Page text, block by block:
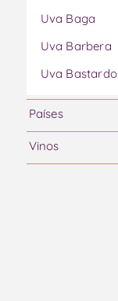
Uva Baga
Uva Barbera
Uva Bastardo
Uva Bical
Uva Boal
Uva Bonarda
Países
Vinos